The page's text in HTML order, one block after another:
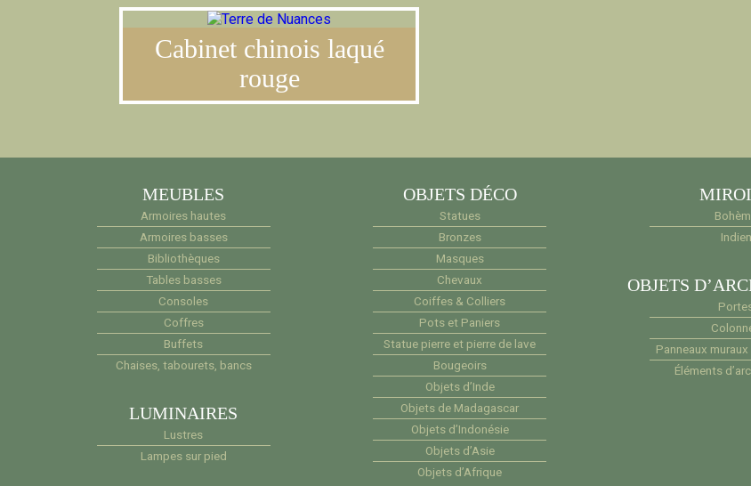
Cabinet chinois laqué
rouge
MEUBLES
Armoires hautes
Armoires basses
Bibliothèques
Tables basses
Consoles
Coffres
Buffets
Chaises, tabourets, bancs
LUMINAIRES
Lustres
Lampes sur pied
OBJETS DÉCO
Statues
Bronzes
Masques
Chevaux
Coiffes & Colliers
Pots et Paniers
Statue pierre et pierre de lave
Bougeoirs
Objets d’Inde
Objets de Madagascar
Objets d’Indonésie
Objets d’Asie
Objets d’Afrique
Indien
OBJETS
Panneaux
Éléments